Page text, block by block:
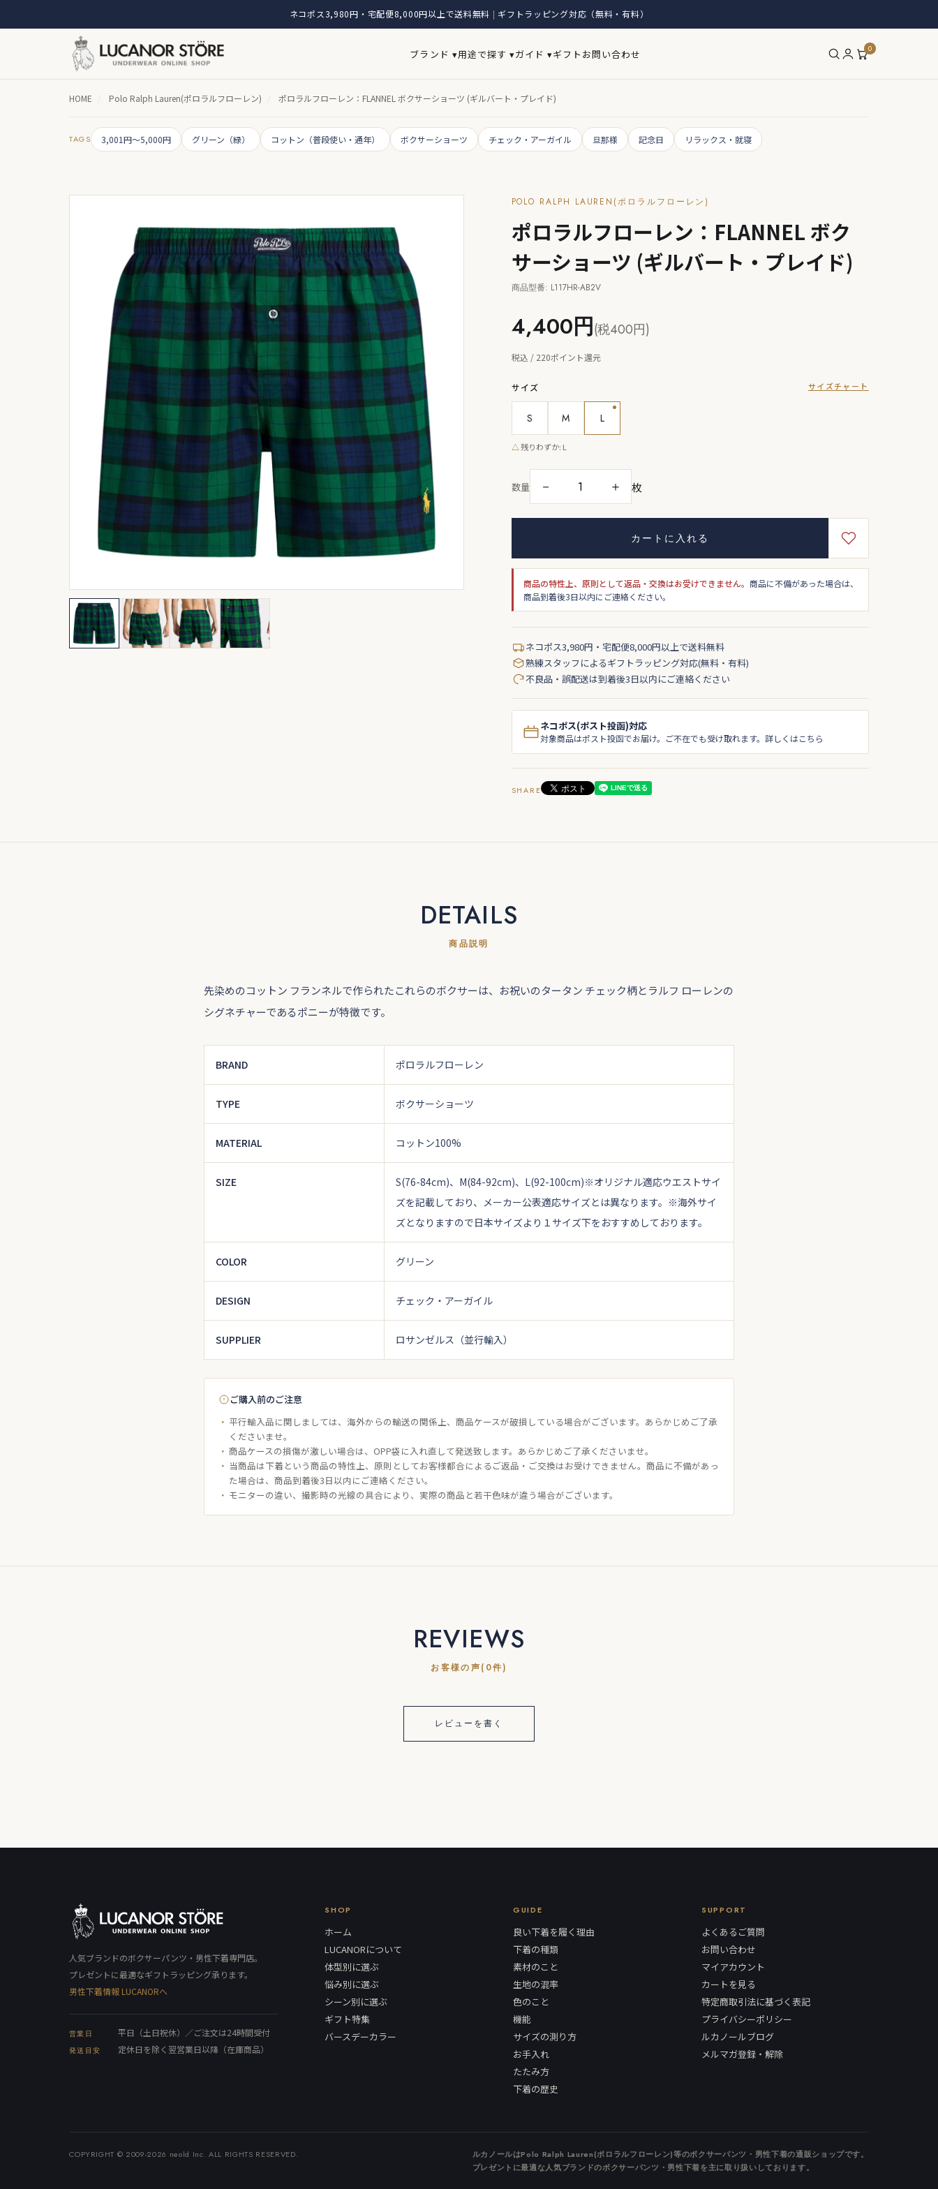
ネコポス3,980円・宅配便8,000円以上で送料無料 | ギフトラッピング対応（無料・有料）
ブランド ▾用途で探す ▾ガイド ▾ギフト お問い合わせ 0
HOME / Polo Ralph Lauren(ポロラルフローレン) / ポロラルフローレン：FLANNEL ボクサーショーツ (ギルバート・プレイド)
TAGS 3,001円～5,000円 グリーン（緑） コットン（普段使い・通年） ボクサーショーツ チェック・アーガイル 旦那様 記念日 リラックス・就寝
POLO RALPH LAUREN(ポロラルフローレン)
ポロラルフローレン：FLANNEL ボク
サーショーツ (ギルバート・プレイド)
商品型番: L117HR-AB2V
4,400円(税400円)
税込 / 220ポイント還元
サイズ サイズチャート
S M L
△残りわずか: L
数量 － ＋ 枚
カートに入れる
商品の特性上、原則として返品・交換はお受けできません。 商品に不備があった場合は、
商品到着後3日以内にご連絡ください。
ネコポス3,980円・宅配便8,000円以上で送料無料
熟練スタッフによるギフトラッピング対応(無料・有料)
不良品・誤配送は到着後3日以内にご連絡ください
ネコポス(ポスト投函)対応
対象商品はポスト投函でお届け。ご不在でも受け取れます。詳しくはこちら
SHARE
DETAILS
商品説明
先染めのコットン フランネルで作られたこれらのボクサーは、お祝いのタータン チェック柄とラルフ ローレンの
シグネチャーであるポニーが特徴です。
BRAND ポロラルフローレン
TYPE ボクサーショーツ
MATERIAL コットン100%
SIZE S(76-84cm)、M(84-92cm)、L(92-100cm)※オリジナル適応ウエストサイ
ズを記載しており、メーカー公表適応サイズとは異なります。 ※海外サイ
ズとなりますので日本サイズより１サイズ下をおすすめしております。
COLOR グリーン
DESIGN チェック・アーガイル
SUPPLIER ロサンゼルス（並行輸入）
ご購入前のご注意
平行輸入品に関しましては、海外からの輸送の関係上、商品ケースが破損している場合がございます。あらかじめご了承
くださいませ。
商品ケースの損傷が激しい場合は、OPP袋に入れ直して発送致します。あらかじめご了承くださいませ。
当商品は下着という商品の特性上、原則としてお客様都合によるご返品・ご交換はお受けできません。商品に不備があっ
た場合は、商品到着後3日以内にご連絡ください。
モニターの違い、撮影時の光線の具合により、実際の商品と若干色味が違う場合がございます。
REVIEWS
お客様の声(0件)
レビューを書く
人気ブランドのボクサーパンツ・男性下着専門店。
プレゼントに最適なギフトラッピング承ります。
男性下着情報 LUCANORへ
営業日 平日（土日祝休）／ご注文は24時間受付
発送目安 定休日を除く翌営業日以降（在庫商品）
SHOP
ホーム
LUCANORについて
体型別に選ぶ
悩み別に選ぶ
シーン別に選ぶ
ギフト特集
バースデーカラー
GUIDE
良い下着を履く理由
下着の種類
素材のこと
生地の混率
色のこと
機能
サイズの測り方
お手入れ
たたみ方
下着の歴史
SUPPORT
よくあるご質問
お問い合わせ
マイアカウント
カートを見る
特定商取引法に基づく表記
プライバシーポリシー
ルカノールブログ
メルマガ登録・解除
COPYRIGHT © 2009-2026 neold Inc. ALL RIGHTS RESERVED.
ルカノールはPolo Ralph Lauren(ポロラルフローレン)等のボクサーパンツ・男性下着の通販ショップです。
プレゼントに最適な人気ブランドのボクサーパンツ・男性下着を主に取り扱いしております。